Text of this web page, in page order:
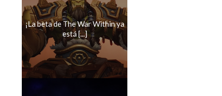
¡La beta de The War Within ya
está [...]